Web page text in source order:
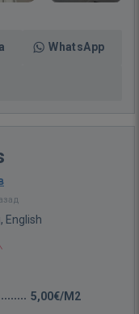
WhatsApp
English
5,00€/M2